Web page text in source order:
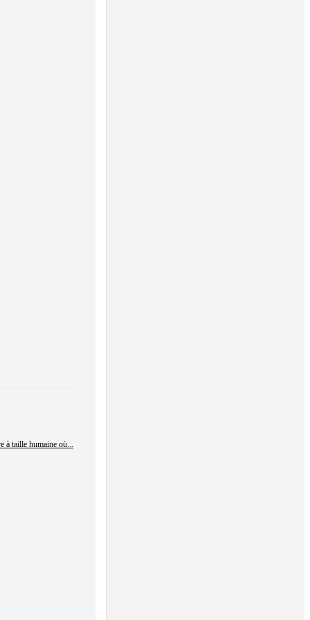
à taille humaine où...